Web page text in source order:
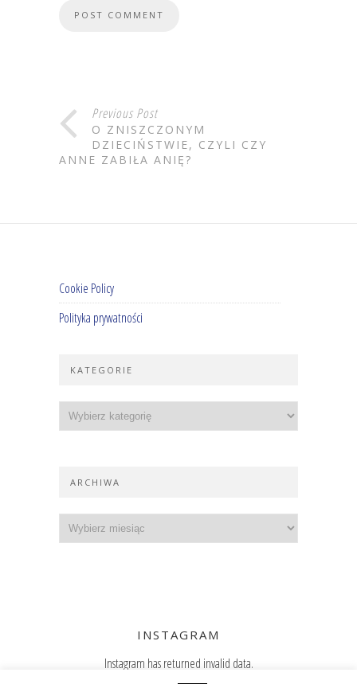
Previous Post
O ZNISZCZONYM
DZIECIŃSTWIE, CZYLI CZY
ANNE ZABIŁA ANIĘ?
Cookie Policy
Polityka prywatności
KATEGORIE
ARCHIWA
INSTAGRAM
Instagram has returned invalid data.